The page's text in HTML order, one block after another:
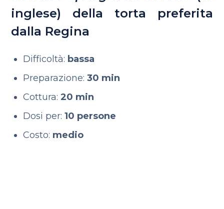
inglese) della torta preferita
dalla Regina
Difficoltà: bassa
Preparazione: 30 min
Cottura: 20 min
Dosi per: 10 persone
Costo: medio